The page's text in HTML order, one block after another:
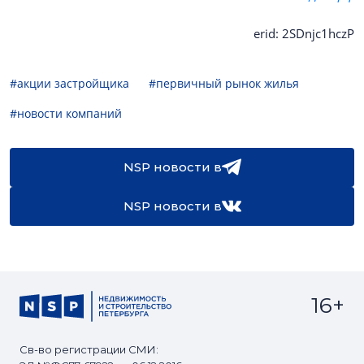
erid: 2SDnjc1hczP
#акции застройщика
#первичный рынок жилья
#новости компаний
NSP новости в
NSP новости в
Св-во регистрации СМИ:
16+